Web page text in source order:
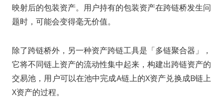
映射后的包装资产。用户持有的包装资产在跨链桥发生问
题时，可能会变得毫无价值。
除了跨链桥外，另一种资产跨链工具是「多链聚合器」，
它将不同链上资产的流动性集中起来，构建出跨链资产的
交易池，用户可以在池中完成A链上的X资产兑换成B链上
X资产的过程。